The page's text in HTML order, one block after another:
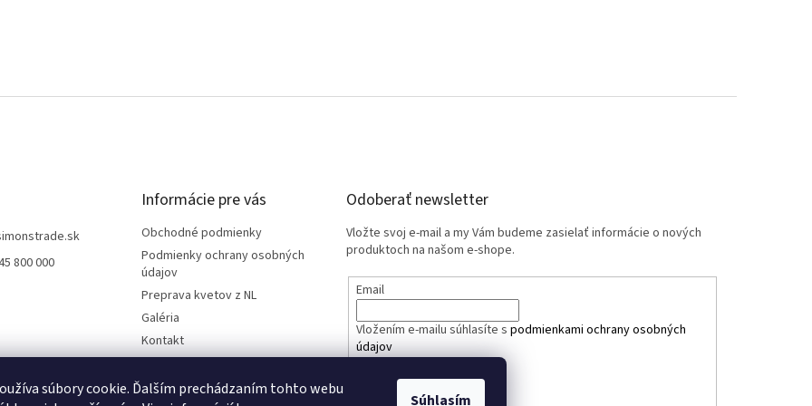
súbory cookie. Ďalším prechádzaním tohto webu
Súhlasím
800 000
Informácie pre vás
Obchodné podmienky
Podmienky ochrany osobných
údajov
Preprava kvetov z NL
Galéria
Kontakt
Odoberať newsletter
Vložte svoj e-mail a my Vám budeme zasielať informácie o nových
produktoch na našom e-shope.
Email
Vložením e-mailu súhlasíte spodmienkami ochrany osobných
údajov